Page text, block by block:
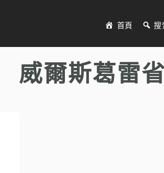
首頁 搜
威爾斯葛雷